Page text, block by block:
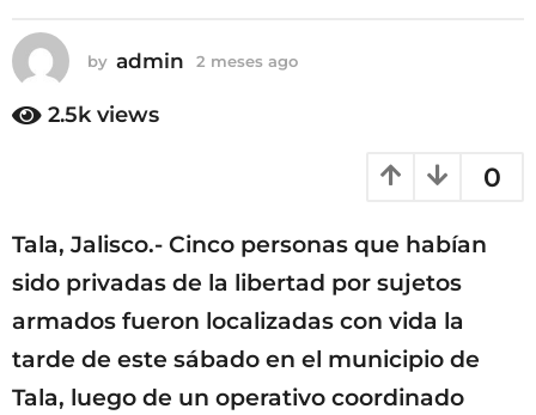
o
by admin 2 meses ago
o
2.5k views
0
Tala, Jalisco.- Cinco personas que habían
sido privadas de la libertad por sujetos
armados fueron localizadas con vida la
tarde de este sábado en el municipio de
Tala, luego de un operativo coordinado